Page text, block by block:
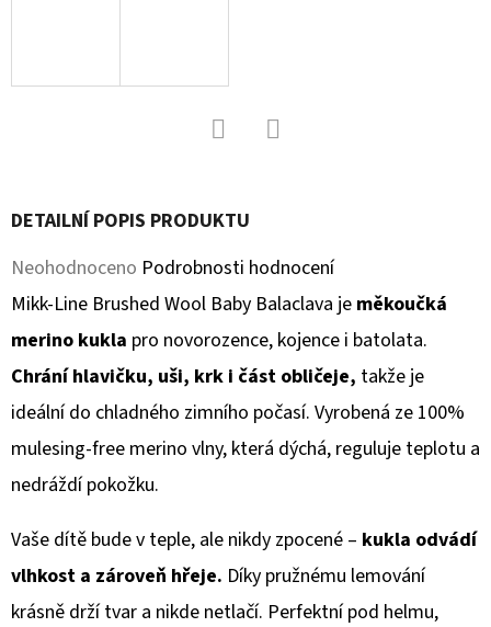
DETAILNÍ POPIS PRODUKTU
Průměrné
hodnocení
produktu
je
0,0
z
5
Neohodnoceno Podrobnosti hodnocení
Mikk-Line Brushed Wool Baby Balaclava je měkoučká
merino kukla pro novorozence, kojence i batolata.
Chrání hlavičku, uši, krk i část obličeje, takže je
ideální do chladného zimního počasí. Vyrobená ze 100%
mulesing-free merino vlny, která dýchá, reguluje teplotu a
nedráždí pokožku.
Vaše dítě bude v teple, ale nikdy zpocené – kukla odvádí
vlhkost a zároveň hřeje. Díky pružnému lemování
krásně drží tvar a nikde netlačí. Perfektní pod helmu,
Č
M
E
SOFTSHELLOVÉ
CAPÁČKY
S
MICROFLEECEM
ČERNÉ
380
Kč
Původně:
430